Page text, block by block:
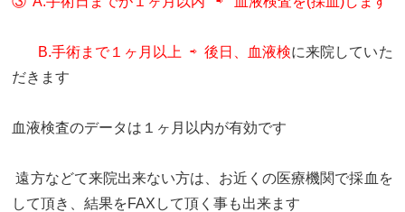
B.手術まで１ヶ月以上 ⇨ 後日、血液検に来院していた
だきます
血液検査のデータは１ヶ月以内が有効です
遠方などて来院出来ない方は、お近くの医療機関で採血を
して頂き、結果をFAXして頂く事も出来ます